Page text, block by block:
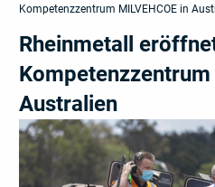
Kompetenzzentrum MILVEHCOE in
Rheinmetall
Kompetenzzentrum
Australien